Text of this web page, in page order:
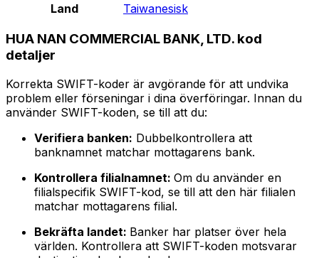
Land
Taiwanesisk
HUA NAN COMMERCIAL BANK, LTD. kod
detaljer
Korrekta SWIFT-koder är avgörande för att undvika
problem eller förseningar i dina överföringar. Innan du
använder SWIFT-koden, se till att du:
Verifiera banken: Dubbelkontrollera att
banknamnet matchar mottagarens bank.
Kontrollera filialnamnet: Om du använder en
filialspecifik SWIFT-kod, se till att den här filialen
matchar mottagarens filial.
Bekräfta landet: Banker har platser över hela
världen. Kontrollera att SWIFT-koden motsvarar